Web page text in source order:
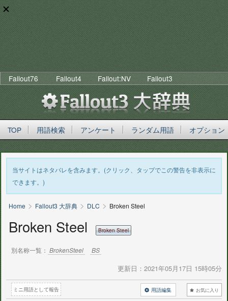
Fallout76 Fallout4 Fallout:NV Fallout3
TOP 用語検索 アンケート ランダム用語 オプション
当サイトはネタバレを含みます。(クリック、タップでこの警告を非表示に
できます。)
Home > Fallout3 大辞典 > DLC > Broken Steel
Broken Steel Broken Steel
別名称一覧： BrokenSteel BS
更新日： 2021年05月17日 15時05分
ミニ用語として報告 お気に入り
用語編集